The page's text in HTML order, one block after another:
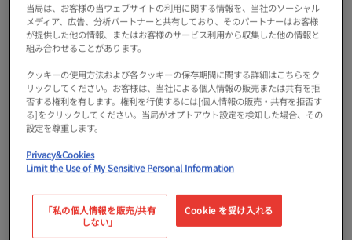
のある歴史街道となっています。その一方で、
おしゃれなカフェやすてきな雑貨店、こだわり
の食品店などが立ち並んでおり、「レトロモダ
ンな通り」としても話題のエリアです。
歴史にグルメ、パワースポットと、お散歩を楽
しく彩る情報をまるっとご紹介！今も息づく枚
方宿の魅力をぎゅぎゅっと詰め込んだ、街歩き
動画をご覧ください。
当局は、お客様の当ウェブサイトの利用に関する情報を、当社のソーシャル
メディア、広告、分析パートナーと共有しており、そのパートナーはお客様
が提供した他の情報、またはお客様のサービス利用から収集した他の情報と
組み合わせることがあります。
クッキーの使用方法および各クッキーの保存期間に関する詳細はこちらをク
リックしてください。お客様は、当社による個人情報の販売または共有を拒
否する権利を有します。権利を行使するには[個人情報の販売・共有を拒否す
る]をクリックしてください。当局がオプトアウト設定を検知した場合、その
設定を尊重します。
Privacy&Cookies
Limit the Use of My Sensitive Personal Information
「私の個人情報を販売/共有
しない」
Cookie を受け入れる